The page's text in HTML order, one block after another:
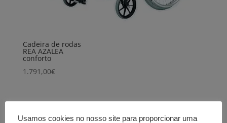
Cadeira de rodas
REA AZALEA
conforto
1.791,00€
Produtos Relacionados
Usamos cookies no nosso site para proporcionar uma